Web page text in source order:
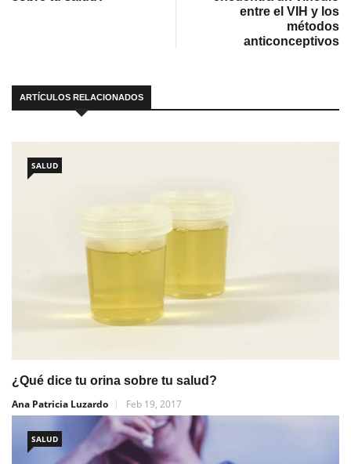
entre el VIH y los
métodos
anticonceptivos
ARTÍCULOS RELACIONADOS
SALUD
¿Qué dice tu orina sobre tu salud?
Ana Patricia Luzardo
Feb 19, 2017
SALUD